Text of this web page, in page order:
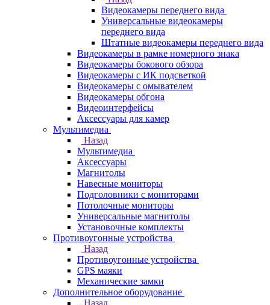
Видеокамеры переднего вида
Универсальные видеокамеры
переднего вида
Штатные видеокамеры переднего вида
Видеокамеры в рамке номерного знака
Видеокамеры бокового обзора
Видеокамеры с ИК подсветкой
Видеокамеры с омывателем
Видеокамеры обгона
Видеоинтерфейсы
Аксессуары для камер
Мультимедиа
Назад
Мультимедиа
Аксессуары
Магнитолы
Навесные мониторы
Подголовники с мониторами
Потолочные мониторы
Универсальные магнитолы
Установочные комплекты
Противоугонные устройства
Назад
Противоугонные устройства
GPS маяки
Механические замки
Дополнительное оборудование
Назад